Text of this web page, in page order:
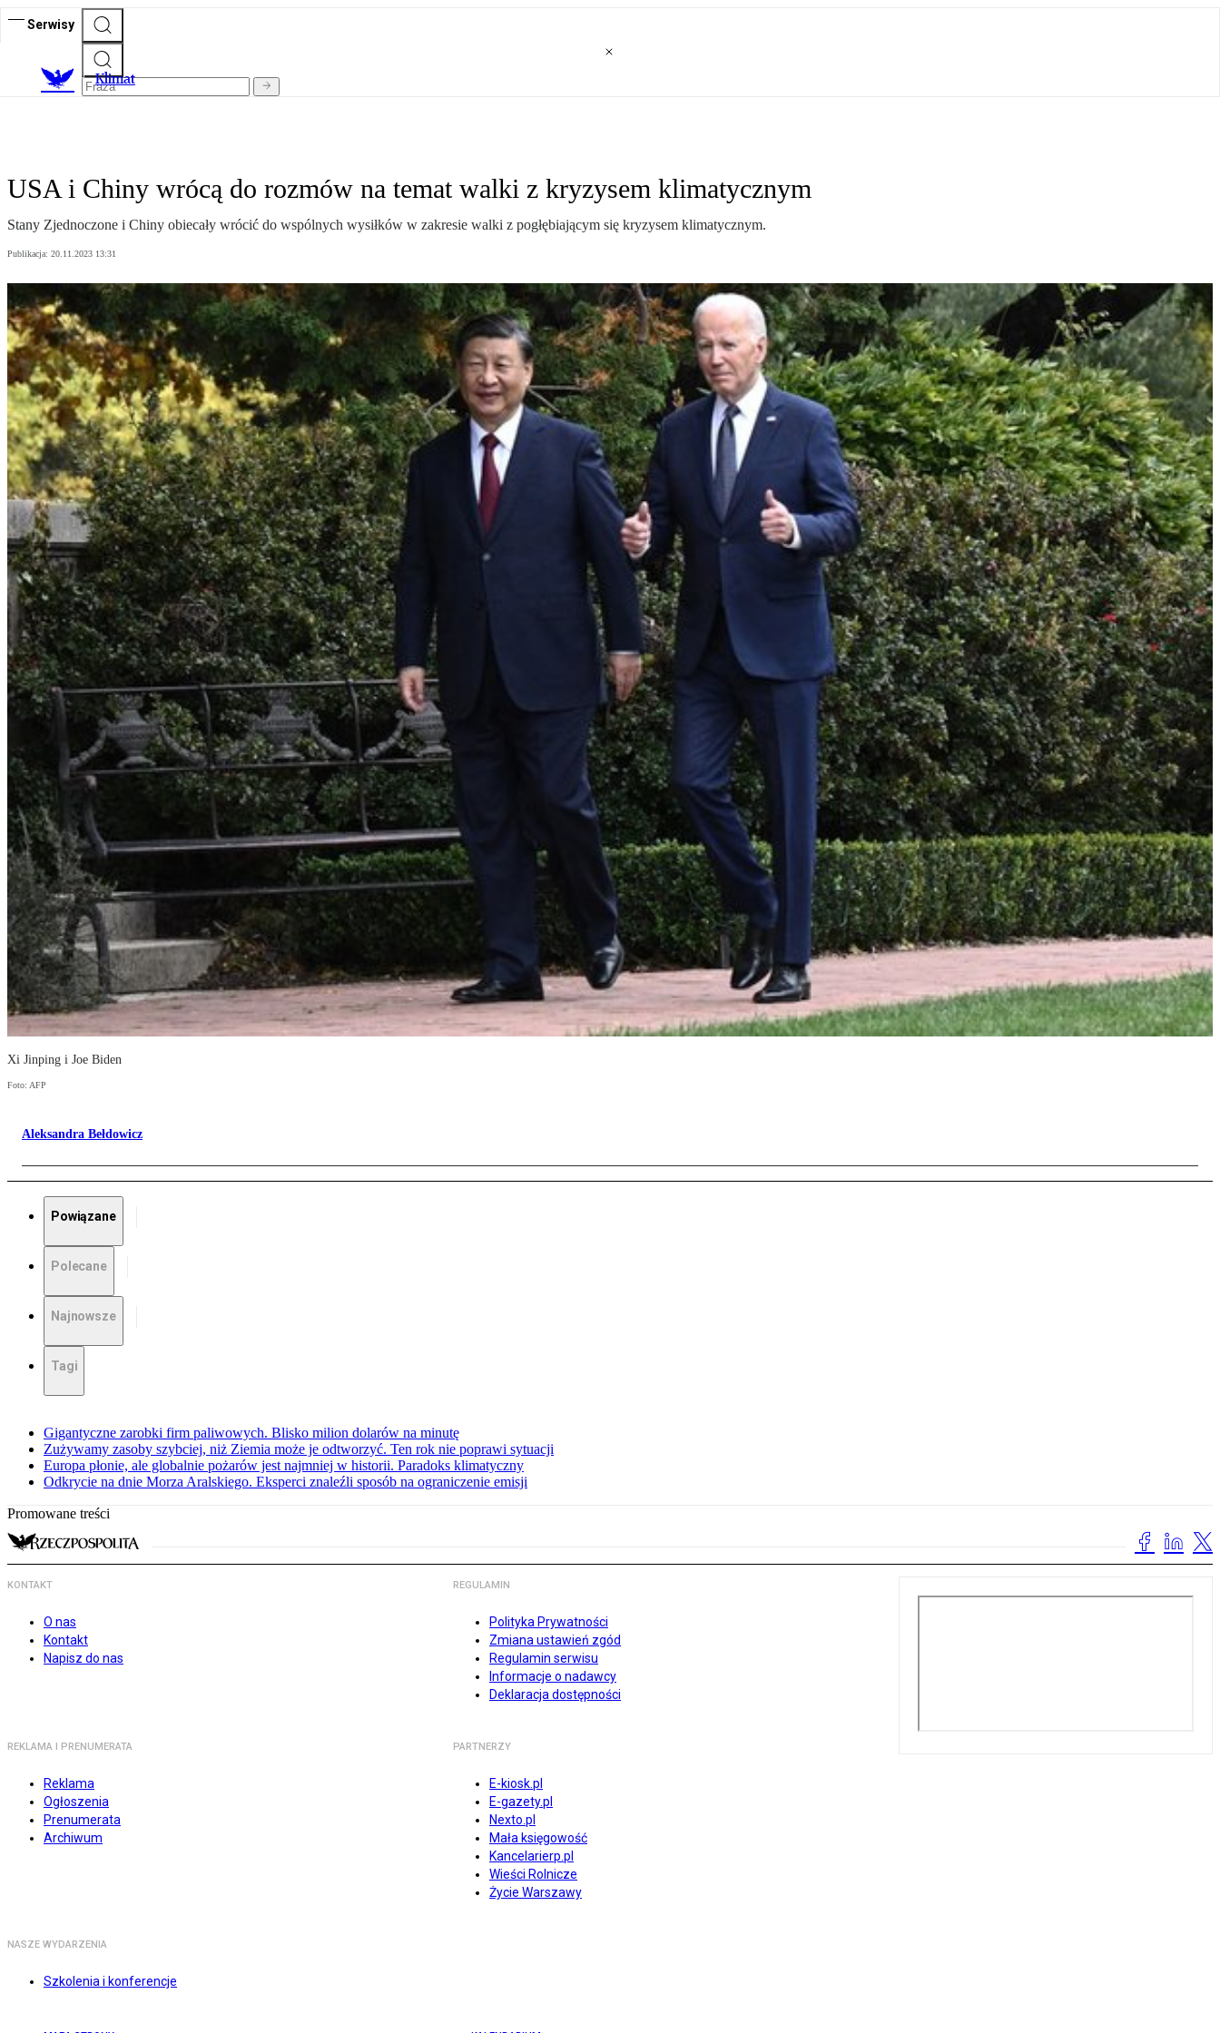
Serwisy
Klimat
USA i Chiny wrócą do rozmów na temat walki z kryzysem klimatycznym
Stany Zjednoczone i Chiny obiecały wrócić do wspólnych wysiłków w zakresie walki z pogłębiającym się kryzysem klimatycznym.
Publikacja: 20.11.2023 13:31
Xi Jinping i Joe Biden
Foto: AFP
Aleksandra Bełdowicz
Powiązane
Polecane
Najnowsze
Tagi
Gigantyczne zarobki firm paliwowych. Blisko milion dolarów na minutę
Zużywamy zasoby szybciej, niż Ziemia może je odtworzyć. Ten rok nie poprawi sytuacji
Europa płonie, ale globalnie pożarów jest najmniej w historii. Paradoks klimatyczny
Odkrycie na dnie Morza Aralskiego. Eksperci znaleźli sposób na ograniczenie emisji
Promowane treści
KONTAKT
O nas
Kontakt
Napisz do nas
REGULAMIN
Polityka Prywatności
Zmiana ustawień zgód
Regulamin serwisu
Informacje o nadawcy
Deklaracja dostępności
REKLAMA I PRENUMERATA
Reklama
Ogłoszenia
Prenumerata
Archiwum
PARTNERZY
E-kiosk.pl
E-gazety.pl
Nexto.pl
Mała księgowość
Kancelarierp.pl
Wieści Rolnicze
Życie Warszawy
NASZE WYDARZENIA
Szkolenia i konferencje